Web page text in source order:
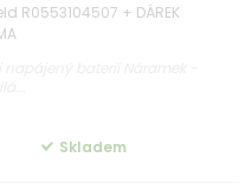
R0553104507 + DÁREK
Skladem